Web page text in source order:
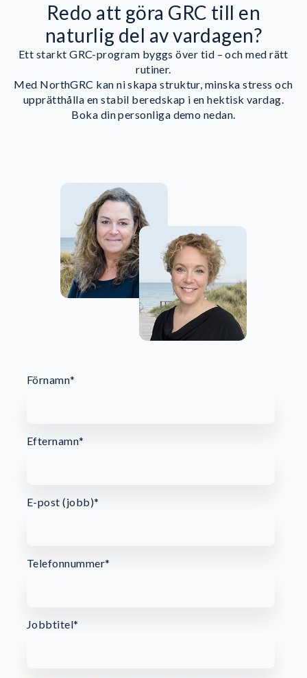
Redo att göra GRC till en
naturlig del av vardagen?
Ett starkt GRC-program byggs över tid – och med rätt
rutiner.
Med NorthGRC kan ni skapa struktur, minska stress och
upprätthålla en stabil beredskap i en hektisk vardag.
Boka din personliga demo nedan.
Förnamn*
Efternamn*
E-post (jobb)*
Telefonnummer*
Jobbtitel*